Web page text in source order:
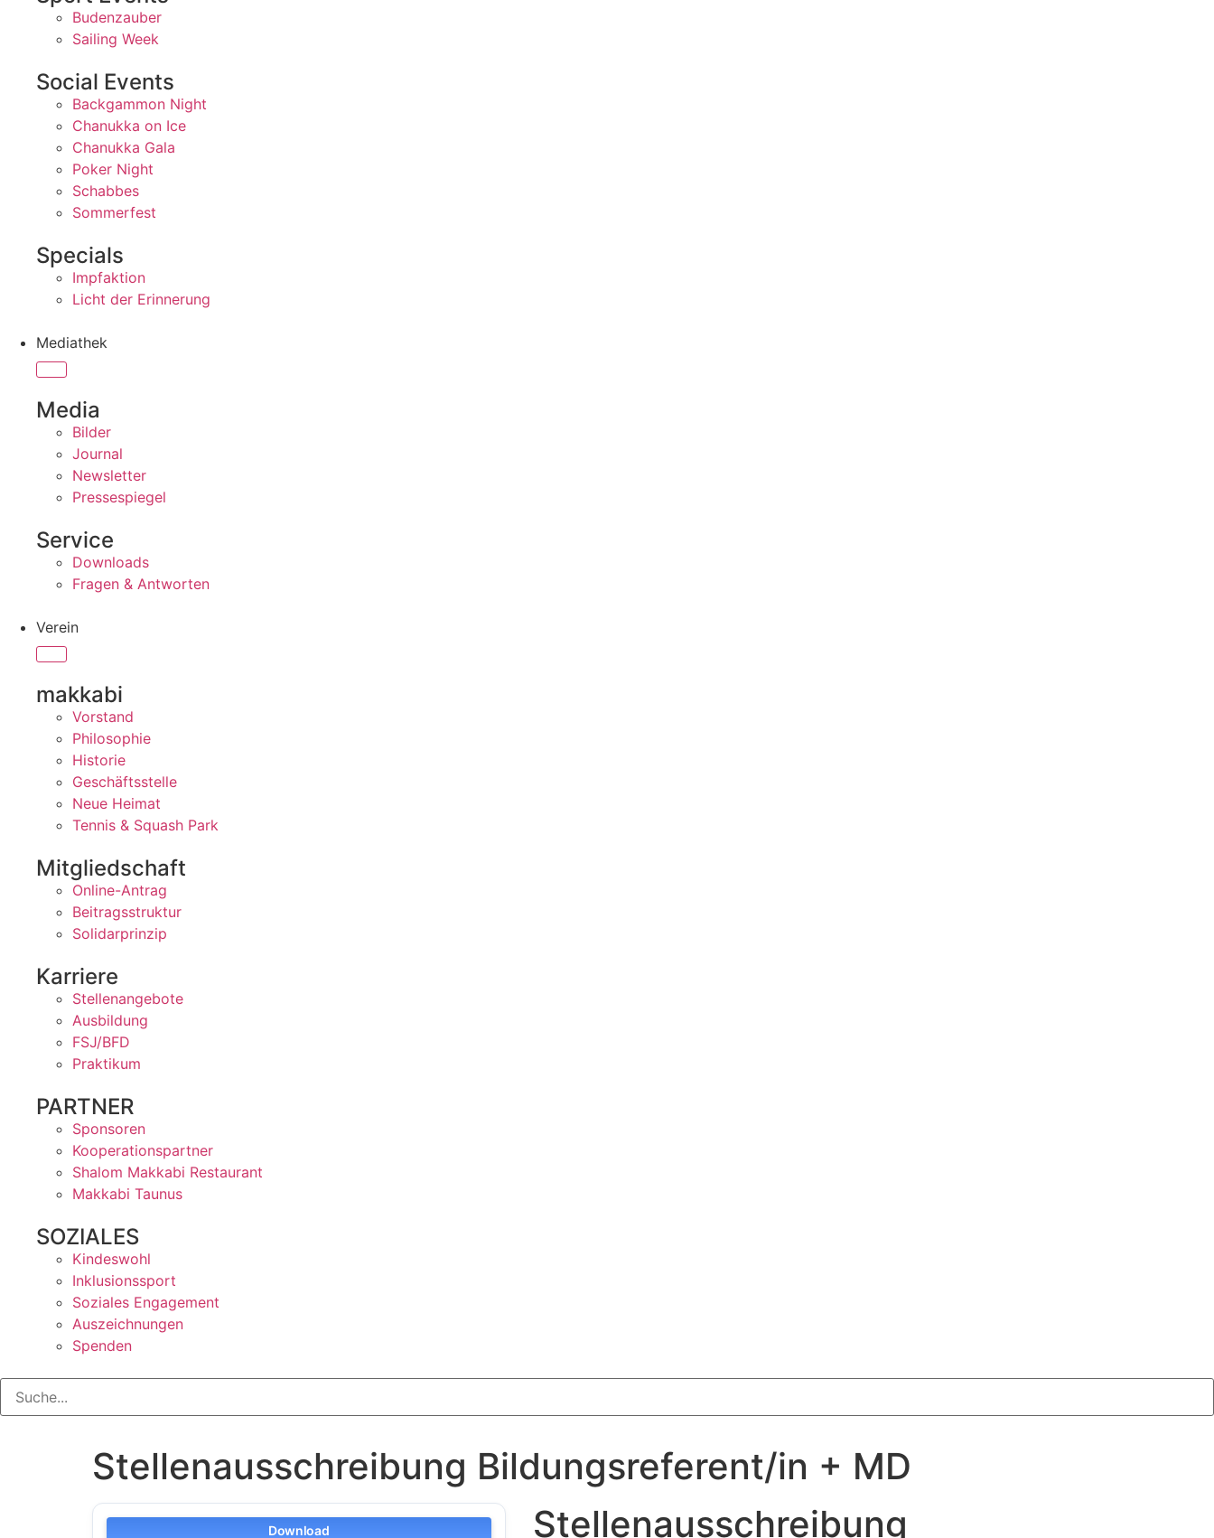
Budenzauber
Sailing Week
Social Events
Backgammon Night
Chanukka on Ice
Chanukka Gala
Poker Night
Schabbes
Sommerfest
Specials
Impfaktion
Licht der Erinnerung
Mediathek
Media
Bilder
Journal
Newsletter
Pressespiegel
Service
Downloads
Fragen & Antworten
Verein
makkabi
Vorstand
Philosophie
Historie
Geschäftsstelle
Neue Heimat
Tennis & Squash Park
Mitgliedschaft
Online-Antrag
Beitragsstruktur
Solidarprinzip
Karriere
Stellenangebote
Ausbildung
FSJ/BFD
Praktikum
PARTNER
Sponsoren
Kooperationspartner
Shalom Makkabi Restaurant
Makkabi Taunus
SOZIALES
Kindeswohl
Inklusionssport
Soziales Engagement
Auszeichnungen
Spenden
Stellenausschreibung Bildungsreferent/in + MD
Download Stellenausschreibung